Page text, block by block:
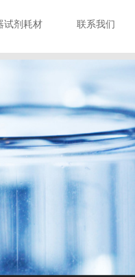
试剂耗材 联系我们